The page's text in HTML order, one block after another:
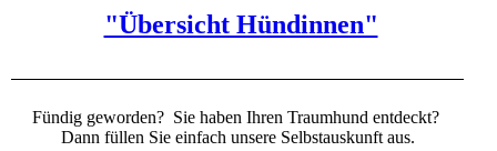
"Übersicht Hündinnen"
Fündig geworden? Sie haben Ihren Traumhund entdeckt?
Dann füllen Sie einfach unsere Selbstauskunft aus.